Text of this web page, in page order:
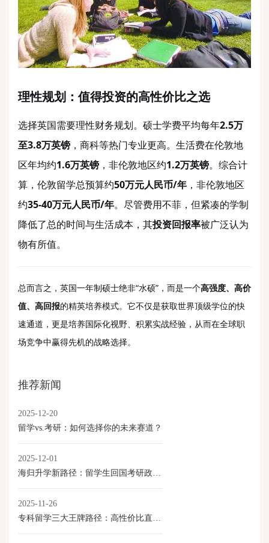
理性规划：值得投资的高性价比之选
选择英国需要理性财务规划。硕士学费平均每年2.5万
至3.8万英镑 ，商科等热门专业更高。生活费在伦敦地
区年均约1.6万英镑 ，非伦敦地区约1.2万英镑。综合计
算，伦敦留学总预算约50万元人民币/年 ，非伦敦地区
约35-40万元人民币/年。尽管费用不菲，但紧凑的学制
降低了总的时间与生活成本，其投资回报率被广泛认为
物有所值。
总而言之，英国一年制硕士绝非“水硕”，而是一个高强度、高价
值、高回报的精英培养模式。它不仅是获取世界顶级学位的快
速通道，更是培养国际化视野、积累实战经验，从而在全球职
场竞争中赢得先机的战略选择。
推荐新闻
2025-12-20
留学vs.考研：如何选择你的未来赛道？
2025-12-01
2025-11-26